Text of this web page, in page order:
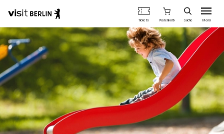
Direkt
zum
Inhalt
Berlins
offizielles
Tourismusportal
Menü
Tickets Warenkorb Suche